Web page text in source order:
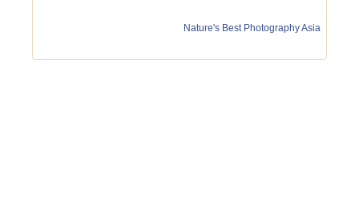
Nature's Best Photography Asia